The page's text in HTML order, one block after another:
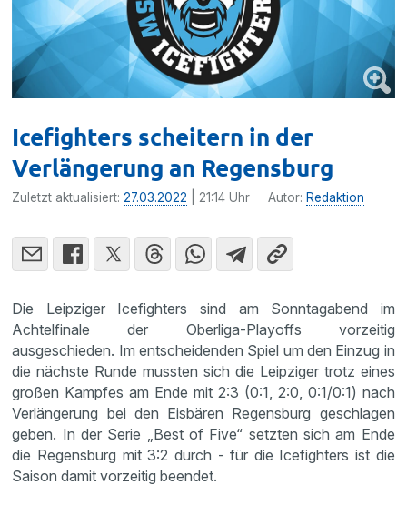
Icefighters scheitern in der
Verlängerung an Regensburg
Zuletzt aktualisiert:27.03.2022 | 21:14 Uhr Autor: Redaktion
Die Leipziger Icefighters sind am Sonntagabend im
Achtelfinale der Oberliga-Playoffs vorzeitig
ausgeschieden. Im entscheidenden Spiel um den Einzug in
die nächste Runde mussten sich die Leipziger trotz eines
großen Kampfes am Ende mit 2:3 (0:1, 2:0, 0:1/0:1) nach
Verlängerung bei den Eisbären Regensburg geschlagen
geben. In der Serie „Best of Five“ setzten sich am Ende
die Regensburg mit 3:2 durch - für die Icefighters ist die
Saison damit vorzeitig beendet.